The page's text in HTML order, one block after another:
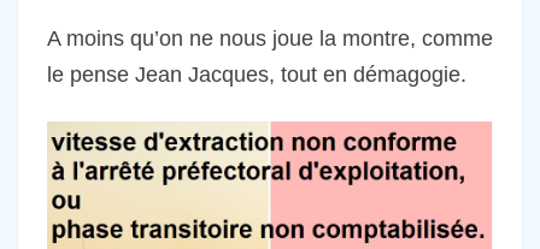
A moins qu’on ne nous joue la montre, comme
le pense Jean Jacques, tout en démagogie.